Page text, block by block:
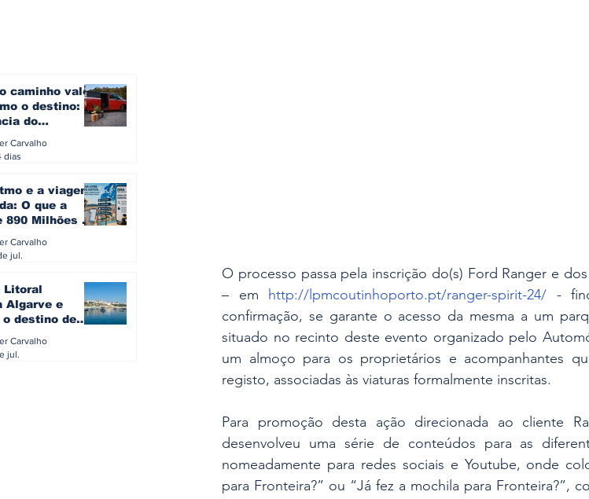
O processo passa pela inscrição do(s) Ford Ranger e
– em http://lpmcoutinhoporto.pt/ranger-spirit-24/ -
confirmação, se garante o acesso da mesma a um
situado no recinto deste evento organizado pelo
um almoço para os proprietários e acompanhantes
registo, associadas às viaturas formalmente inscritas.
Para promoção desta ação direcionada ao cliente
desenvolveu uma série de conteúdos para as
nomeadamente para redes sociais e Youtube, onde
para Fronteira?” ou “Já fez a mochila para Fronteira?”,
caminho vale
o destino: a
do
europeu
Carvalho
dias
e a viagem
O que a
890 Milhões à
do turista na
Carvalho
jul.
Litoral
Algarve e
o destino de
Carvalho
jul.